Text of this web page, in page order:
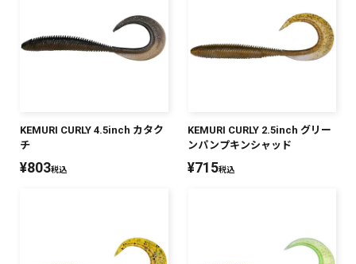
KEMURI CURLY 4.5inch カタク
チ
¥803税込
KEMURI CURLY 2.5inch グリー
ンパンプキンシャッド
¥715税込